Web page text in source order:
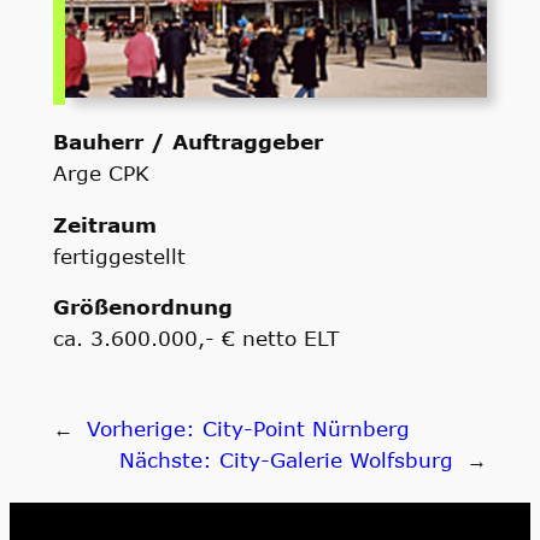
Bauherr / Auftraggeber
Arge CPK
Zeitraum
fertiggestellt
Größenordnung
ca. 3.600.000,- € netto ELT
← Vorherige: City-Point Nürnberg
Nächste: City-Galerie Wolfsburg →